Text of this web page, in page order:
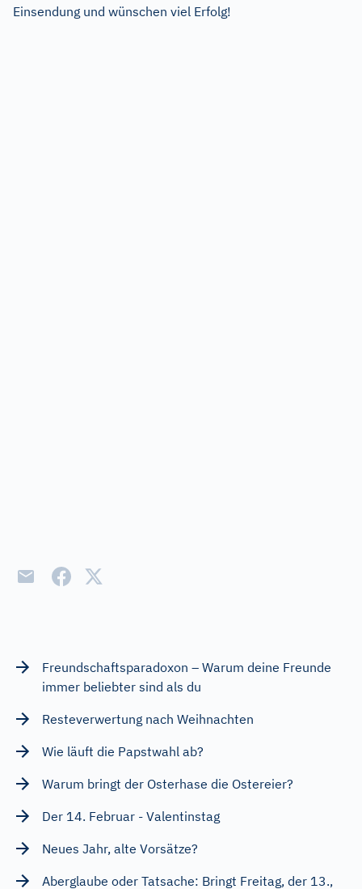
Einsendung und wünschen viel Erfolg!
Freundschaftsparadoxon – Warum deine Freunde
immer beliebter sind als du
Resteverwertung nach Weihnachten
Wie läuft die Papstwahl ab?
Warum bringt der Osterhase die Ostereier?
Der 14. Februar - Valentinstag
Neues Jahr, alte Vorsätze?
Aberglaube oder Tatsache: Bringt Freitag, der 13.,